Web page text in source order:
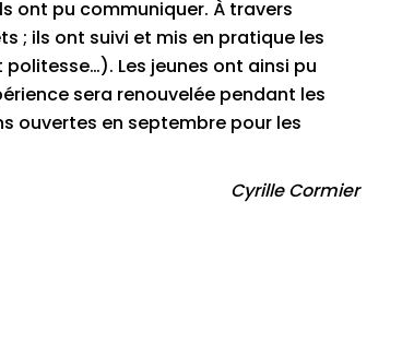
ont pu communiquer. À travers
; ils ont suivi et mis en pratique les
Les jeunes ont ainsi pu
sera renouvelée pendant les
ouvertes en septembre pour les
Cyrille Cormier